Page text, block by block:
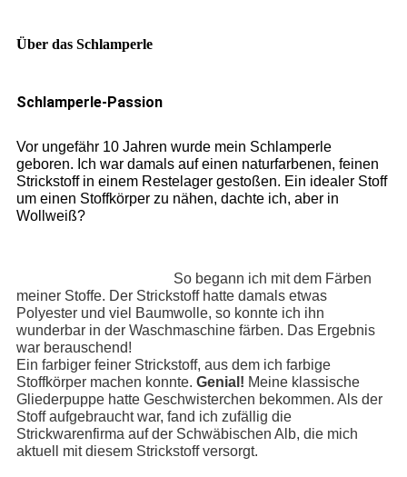
Über das Schlamperle
Schlamperle-Passion
Vor ungefähr 10 Jahren wurde mein Schlamperle
geboren. Ich war damals auf einen naturfarbenen, feinen
Strickstoff in einem Restelager gestoßen. Ein idealer Stoff
um einen Stoffkörper zu nähen, dachte ich, aber in
Wollweiß?
So begann ich mit dem Färben
meiner Stoffe. Der Strickstoff hatte damals etwas
Polyester und viel Baumwolle, so konnte ich ihn
wunderbar in der Waschmaschine färben. Das Ergebnis
war berauschend!
Ein farbiger feiner Strickstoff, aus dem ich farbige
Stoffkörper machen konnte. Genial! Meine klassische
Gliederpuppe hatte Geschwisterchen bekommen. Als der
Stoff aufgebraucht war, fand ich zufällig die
Strickwarenfirma auf der Schwäbischen Alb, die mich
aktuell mit diesem Strickstoff versorgt.